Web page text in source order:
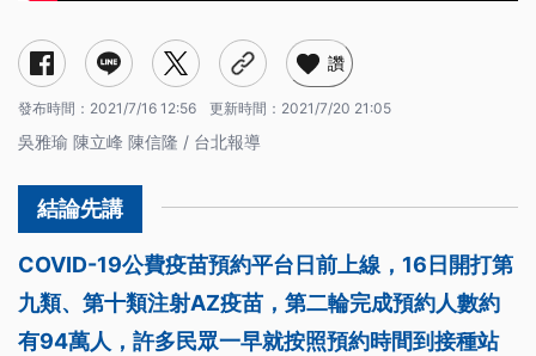
讚
發布時間： 2021/7/16 12:56 更新時間： 2021/7/20 21:05
吳雅瑜 陳立峰 陳信隆 / 台北報導
COVID-19公費疫苗預約平台日前上線，16日開打第
九類、第十類注射AZ疫苗，第二輪完成預約人數約
有94萬人，許多民眾一早就按照預約時間到接種站